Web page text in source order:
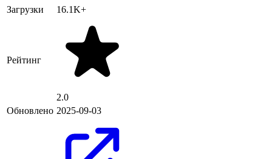
Загрузки 16.1K+
Рейтинг
2.0
Обновлено 2025-09-03